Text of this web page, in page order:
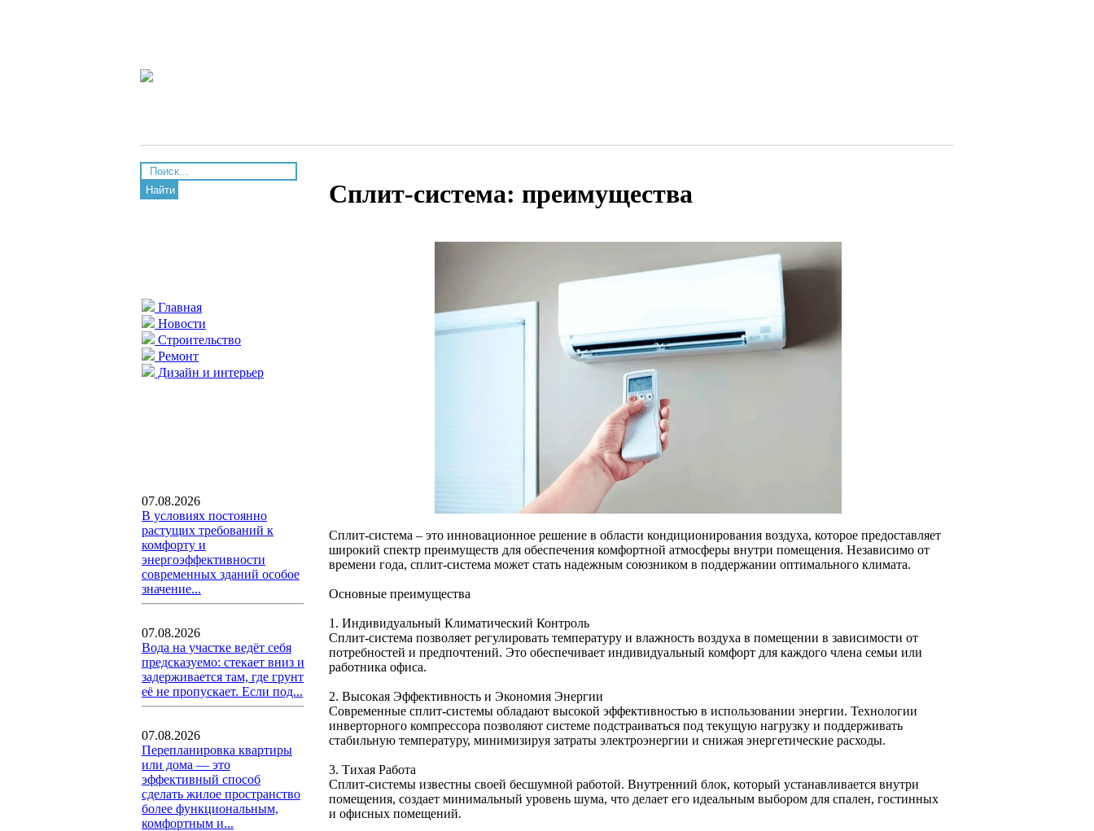
Найти
Главная
Новости
Строительство
Ремонт
Дизайн и интерьер
07.08.2026
В условиях постоянно
растущих требований к
комфорту и
энергоэффективности
современных зданий особое
значение...
07.08.2026
Вода на участке ведёт себя
предсказуемо: стекает вниз и
задерживается там, где грунт
её не пропускает. Если под...
07.08.2026
Перепланировка квартиры
или дома — это
эффективный способ
сделать жилое пространство
более функциональным,
комфортным и...
Сплит-система: преимущества
Сплит-система – это инновационное решение в области кондиционирования воздуха, которое предоставляет
широкий спектр преимуществ для обеспечения комфортной атмосферы внутри помещения. Независимо от
времени года, сплит-система может стать надежным союзником в поддержании оптимального климата.
Основные преимущества
1. Индивидуальный Климатический Контроль
Сплит-система позволяет регулировать температуру и влажность воздуха в помещении в зависимости от
потребностей и предпочтений. Это обеспечивает индивидуальный комфорт для каждого члена семьи или
работника офиса.
2. Высокая Эффективность и Экономия Энергии
Современные сплит-системы обладают высокой эффективностью в использовании энергии. Технологии
инверторного компрессора позволяют системе подстраиваться под текущую нагрузку и поддерживать
стабильную температуру, минимизируя затраты электроэнергии и снижая энергетические расходы.
3. Тихая Работа
Сплит-системы известны своей бесшумной работой. Внутренний блок, который устанавливается внутри
помещения, создает минимальный уровень шума, что делает его идеальным выбором для спален, гостинных
и офисных помещений.